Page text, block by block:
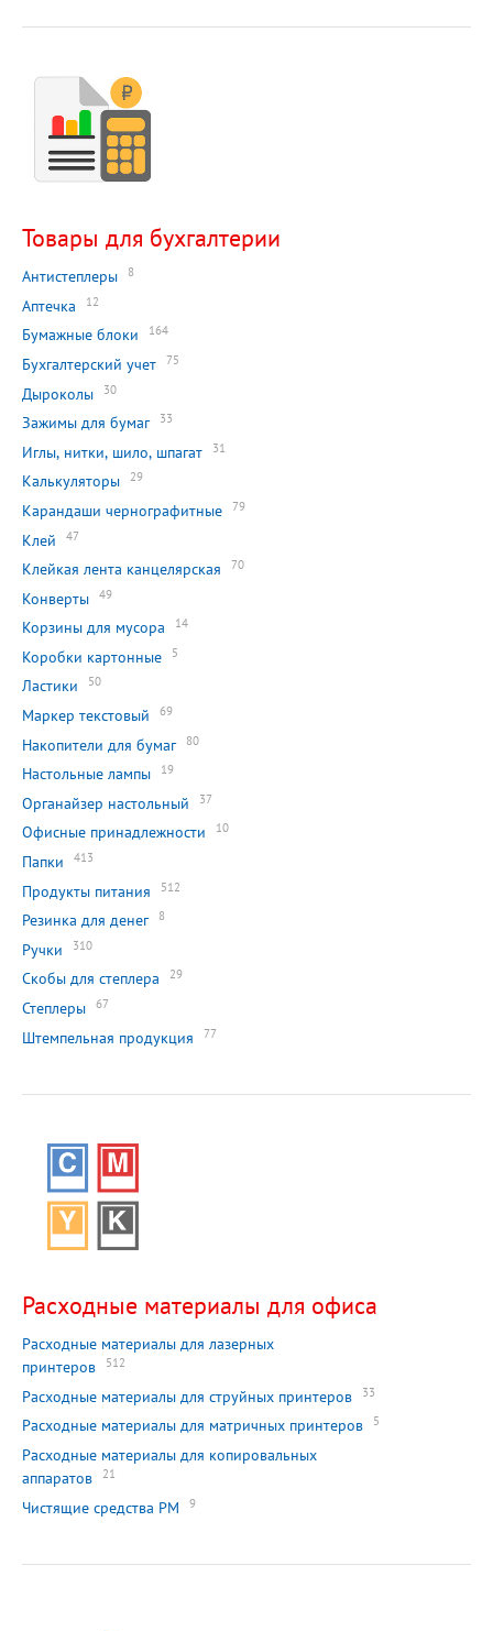
Товары для бухгалтерии
Антистеплеры 8
Аптечка 12
Бумажные блоки 164
Бухгалтерский учет 75
Дыроколы 30
Зажимы для бумаг 33
Иглы, нитки, шило, шпагат 31
Калькуляторы 29
Карандаши чернографитные 79
Клей 47
Клейкая лента канцелярская 70
Конверты 49
Корзины для мусора 14
Коробки картонные 5
Ластики 50
Маркер текстовый 69
Накопители для бумаг 80
Настольные лампы 19
Органайзер настольный 37
Офисные принадлежности 10
Папки 413
Продукты питания 512
Резинка для денег 8
Ручки 310
Скобы для степлера 29
Степлеры 67
Штемпельная продукция 77
Расходные материалы для офиса
Расходные материалы для лазерных
принтеров
512
Расходные материалы для струйных принтеров 33
Расходные материалы для матричных принтеров 5
Расходные материалы для копировальных
аппаратов
21
Чистящие средства РМ 9